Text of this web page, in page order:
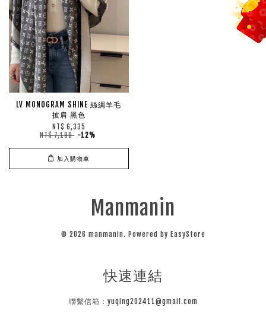
LV MONOGRAM SHINE 絲綢羊毛
披肩 黑色
NT$ 6,335
NT$ 7,199 -12%
加入購物車
Manmanin
© 2026 manmanin. Powered by EasyStore
快速連結
聯繫信箱：yuqing202411@gmail.com